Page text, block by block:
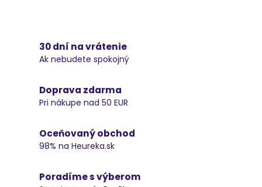
30 dní na vrátenie
Ak nebudete spokojný
Doprava zdarma
Pri nákupe nad 50 EUR
Oceňovaný obchod
98% na Heureka.sk
Poradíme s výberom